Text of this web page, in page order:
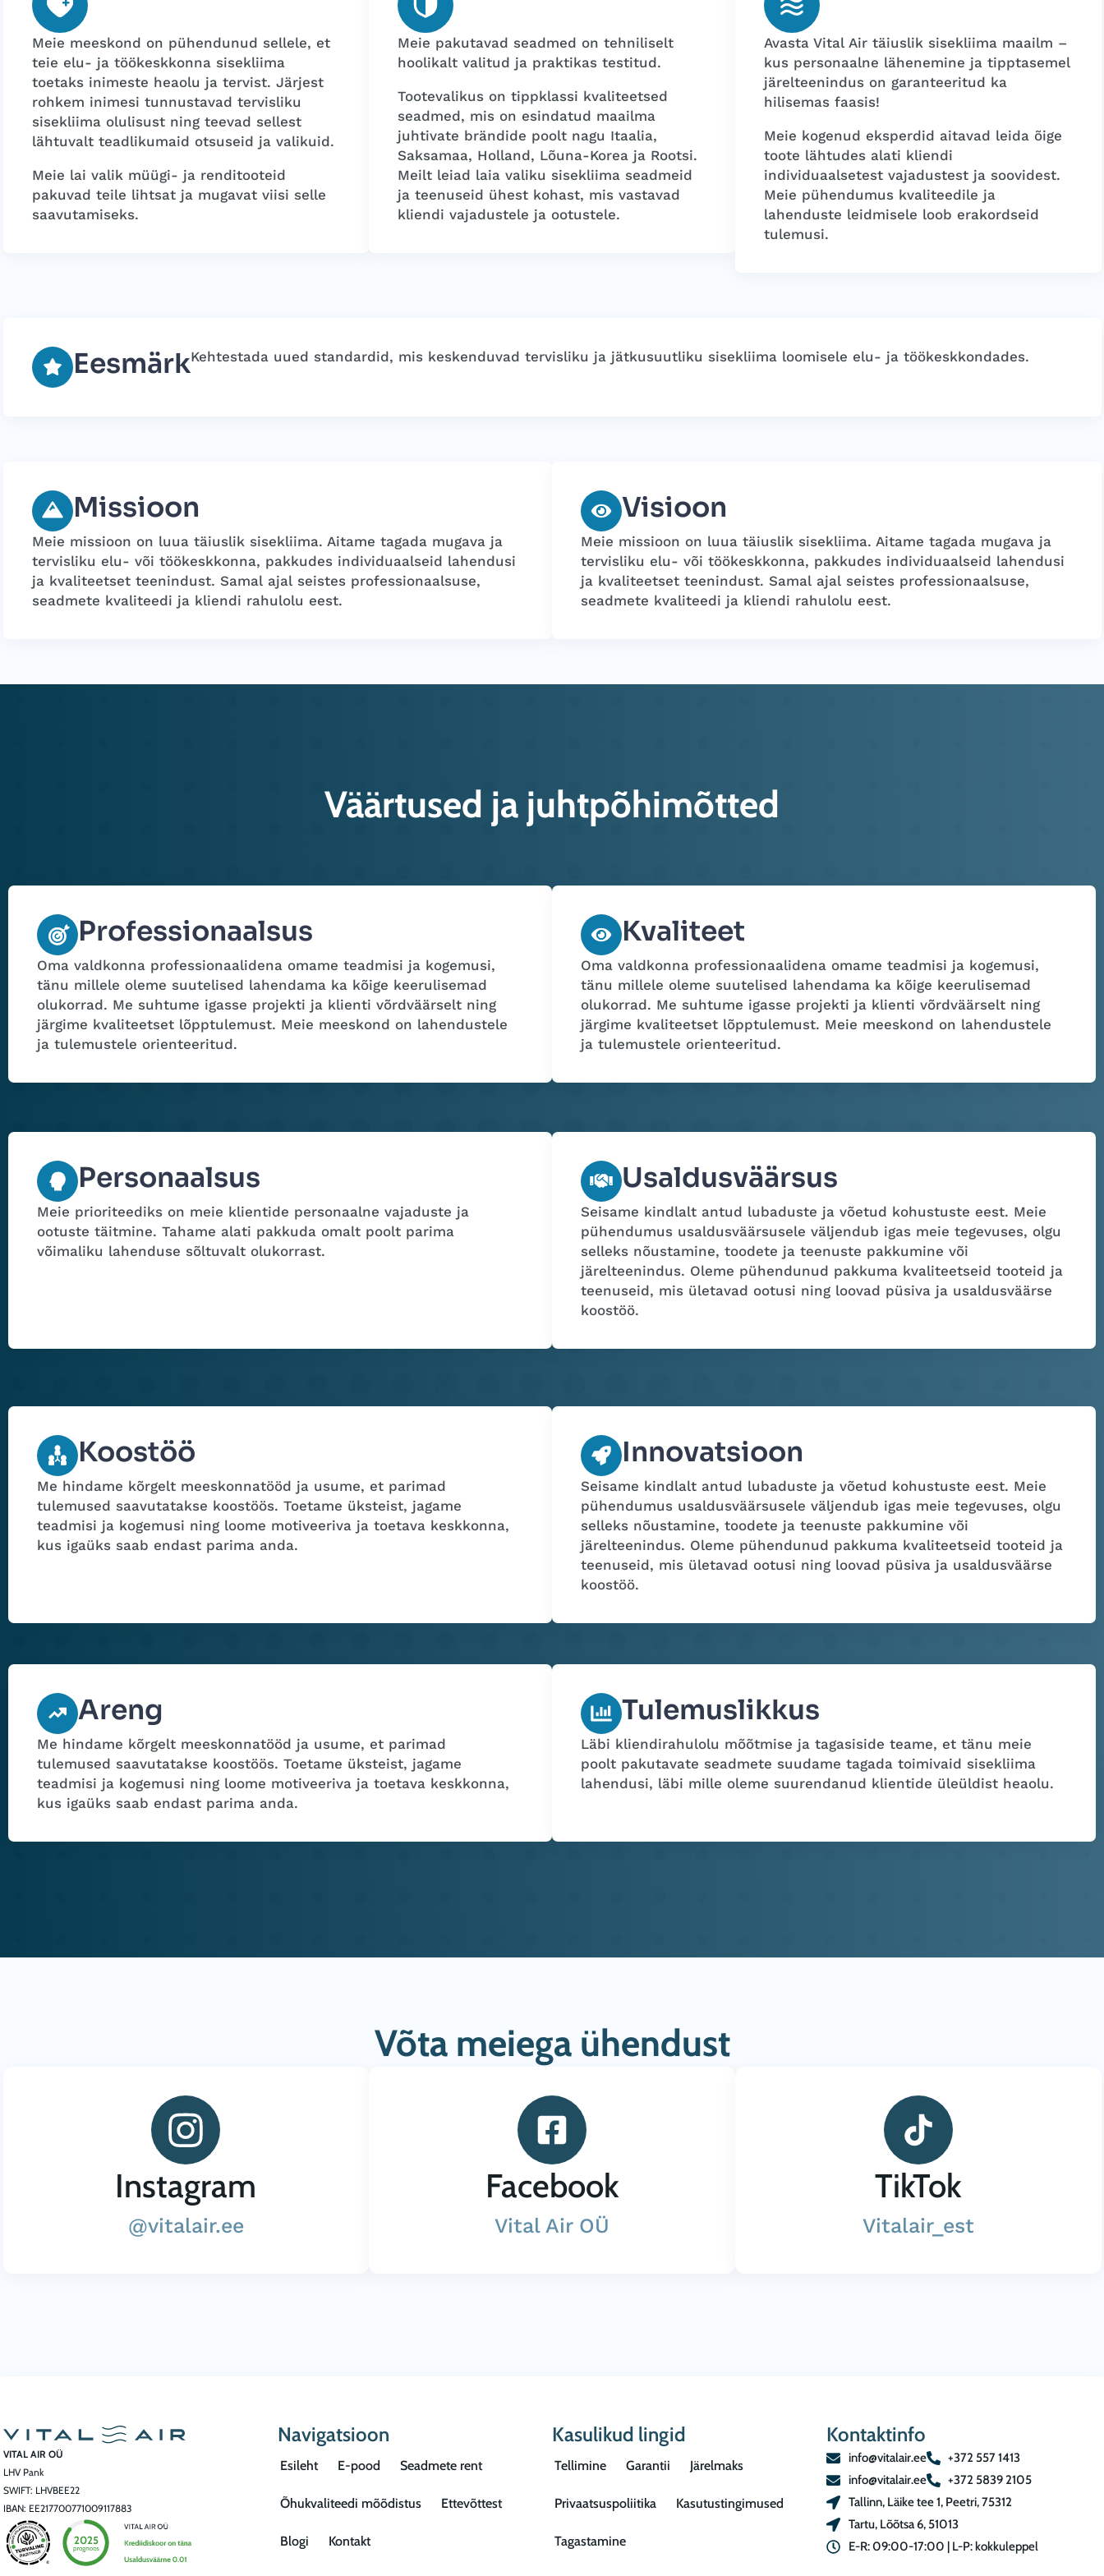
Meie meeskond on pühendunud sellele, et
teie elu- ja töökeskkonna sisekliima
toetaks inimeste heaolu ja tervist. Järjest
rohkem inimesi tunnustavad tervisliku
sisekliima olulisust ning teevad sellest
lähtuvalt teadlikumaid otsuseid ja valikuid.
Meie lai valik müügi- ja renditooteid
pakuvad teile lihtsat ja mugavat viisi selle
saavutamiseks.
Meie pakutavad seadmed on tehniliselt
hoolikalt valitud ja praktikas testitud.
Tootevalikus on tippklassi kvaliteetsed
seadmed, mis on esindatud maailma
juhtivate brändide poolt nagu Itaalia,
Saksamaa, Holland, Lõuna-Korea ja Rootsi.
Meilt leiad laia valiku sisekliima seadmeid
ja teenuseid ühest kohast, mis vastavad
kliendi vajadustele ja ootustele.
Avasta Vital Air täiuslik sisekliima maailm –
kus personaalne lähenemine ja tipptasemel
järelteenindus on garanteeritud ka
hilisemas faasis!
Meie kogenud eksperdid aitavad leida õige
toote lähtudes alati kliendi
individuaalsetest vajadustest ja soovidest.
Meie pühendumus kvaliteedile ja
lahenduste leidmisele loob erakordseid
tulemusi.
EesmärkKehtestada uued standardid, mis keskenduvad tervisliku ja jätkusuutliku sisekliima loomisele elu- ja töökeskkondades.
Missioon
Meie missioon on luua täiuslik sisekliima. Aitame tagada mugava ja
tervisliku elu- või töökeskkonna, pakkudes individuaalseid lahendusi
ja kvaliteetset teenindust. Samal ajal seistes professionaalsuse,
seadmete kvaliteedi ja kliendi rahulolu eest.
Visioon
Meie missioon on luua täiuslik sisekliima. Aitame tagada mugava ja
tervisliku elu- või töökeskkonna, pakkudes individuaalseid lahendusi
ja kvaliteetset teenindust. Samal ajal seistes professionaalsuse,
seadmete kvaliteedi ja kliendi rahulolu eest.
Väärtused ja juhtpõhimõtted
Professionaalsus
Oma valdkonna professionaalidena omame teadmisi ja kogemusi,
tänu millele oleme suutelised lahendama ka kõige keerulisemad
olukorrad. Me suhtume igasse projekti ja klienti võrdväärselt ning
järgime kvaliteetset lõpptulemust. Meie meeskond on lahendustele
ja tulemustele orienteeritud.
Kvaliteet
Oma valdkonna professionaalidena omame teadmisi ja kogemusi,
tänu millele oleme suutelised lahendama ka kõige keerulisemad
olukorrad. Me suhtume igasse projekti ja klienti võrdväärselt ning
järgime kvaliteetset lõpptulemust. Meie meeskond on lahendustele
ja tulemustele orienteeritud.
Personaalsus
Meie prioriteediks on meie klientide personaalne vajaduste ja
ootuste täitmine. Tahame alati pakkuda omalt poolt parima
võimaliku lahenduse sõltuvalt olukorrast.
Usaldusväärsus
Seisame kindlalt antud lubaduste ja võetud kohustuste eest. Meie
pühendumus usaldusväärsusele väljendub igas meie tegevuses, olgu
selleks nõustamine, toodete ja teenuste pakkumine või
järelteenindus. Oleme pühendunud pakkuma kvaliteetseid tooteid ja
teenuseid, mis ületavad ootusi ning loovad püsiva ja usaldusväärse
koostöö.
Koostöö
Me hindame kõrgelt meeskonnatööd ja usume, et parimad
tulemused saavutatakse koostöös. Toetame üksteist, jagame
teadmisi ja kogemusi ning loome motiveeriva ja toetava keskkonna,
kus igaüks saab endast parima anda.
Innovatsioon
Seisame kindlalt antud lubaduste ja võetud kohustuste eest. Meie
pühendumus usaldusväärsusele väljendub igas meie tegevuses, olgu
selleks nõustamine, toodete ja teenuste pakkumine või
järelteenindus. Oleme pühendunud pakkuma kvaliteetseid tooteid ja
teenuseid, mis ületavad ootusi ning loovad püsiva ja usaldusväärse
koostöö.
Areng
Me hindame kõrgelt meeskonnatööd ja usume, et parimad
tulemused saavutatakse koostöös. Toetame üksteist, jagame
teadmisi ja kogemusi ning loome motiveeriva ja toetava keskkonna,
kus igaüks saab endast parima anda.
Tulemuslikkus
Läbi kliendirahulolu mõõtmise ja tagasiside teame, et tänu meie
poolt pakutavate seadmete suudame tagada toimivaid sisekliima
lahendusi, läbi mille oleme suurendanud klientide üleüldist heaolu.
Võta meiega ühendust
Instagram
@vitalair.ee
Facebook
Vital Air OÜ
TikTok
Vitalair_est
VITAL AIR OÜ
LHV Pank
SWIFT: LHVBEE22
IBAN: EE217700771009117883
Navigatsioon
Esileht E-pood Seadmete rent
Õhukvaliteedi mõõdistus Ettevõttest
Blogi Kontakt
Kasulikud lingid
Tellimine Garantii Järelmaks
Privaatsuspoliitika Kasutustingimused
Tagastamine
Kontaktinfo
info@vitalair.ee
+372 557 1413
info@vitalair.ee
+372 5839 2105
Tallinn, Läike tee 1, Peetri, 75312
Tartu, Lõõtsa 6, 51013
E-R: 09:00-17:00 | L-P: kokkuleppel